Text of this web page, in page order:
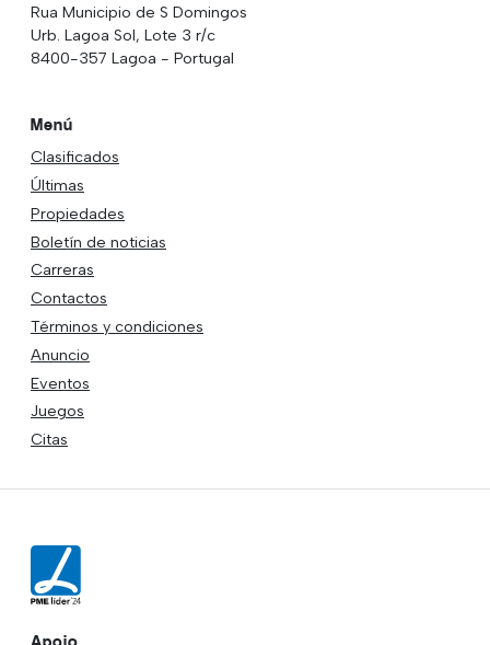
Rua Municipio de S Domingos
Urb. Lagoa Sol, Lote 3 r/c
8400-357 Lagoa - Portugal
Menú
Clasificados
Últimas
Propiedades
Boletín de noticias
Carreras
Contactos
Términos y condiciones
Anuncio
Eventos
Juegos
Citas